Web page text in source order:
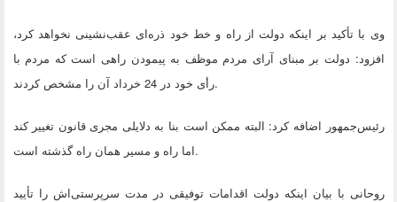
وی با تأکید بر اینکه دولت از راه و خط خود ذره‌ای عقب‌نشینی نخواهد کرد،
افزود: دولت بر مبنای آرای مردم موظف به پیمودن راهی است که مردم با
رأی خود در 24 خرداد آن را مشخص کردند.
رئیس‌جمهور اضافه کرد: البته ممکن است بنا به دلایلی مجری قانون تغییر کند
اما راه و مسیر همان راه گذشته است.
روحانی با بیان اینکه دولت اقدامات توفیقی در مدت سرپرستی‌اش را تأیید